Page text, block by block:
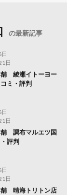
の最新記事
日
舗 綾瀬イトーヨー
ミ・評判
日
舗 調布マルエツ国
評判
日
舗 晴海トリトン店